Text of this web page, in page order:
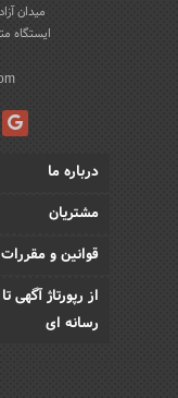
میدان
ایستگاه
درباره ما
مشتریان
قوانین و مقررات
از رپورتاژ آگهی
رسانه ای